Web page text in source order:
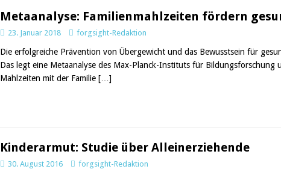
Metaanalyse: Familienmahlzeiten fördern
23. Januar 2018 forgsight-Redaktion
Die erfolgreiche Prävention von Übergewicht und das Bewusstsein für
Das legt eine Metaanalyse des Max-Planck-Instituts für Bildungsforschung
Mahlzeiten mit der Familie […]
Kinderarmut: Studie über Alleinerziehende
30. August 2016 forgsight-Redaktion